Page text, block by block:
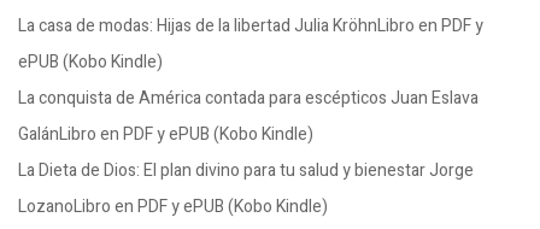
La casa de modas: Hijas de la libertad Julia KröhnLibro en PDF y
ePUB (Kobo Kindle)
La conquista de América contada para escépticos Juan Eslava
GalánLibro en PDF y ePUB (Kobo Kindle)
La Dieta de Dios: El plan divino para tu salud y bienestar Jorge
LozanoLibro en PDF y ePUB (Kobo Kindle)